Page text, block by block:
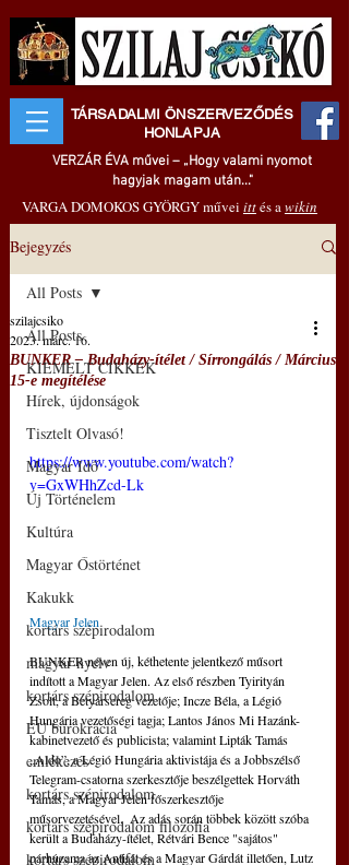
TÁRSADALMI ÖNSZERVEZŐDÉS
HONLAPJA
VERZÁR ÉVA művei – „Hogy valami nyomot
hagyjak magam után..."
VARGA DOMOKOS GYÖRGY művei ittés awikin
Bejegyzés
All Posts
KIEMELT CIKKEK
Hírek, újdonságok
Tisztelt Olvasó!
Magyar Idő
Új Történelem
Kultúra
Magyar Őstörténet
Kakukk
kortárs szépirodalom
magyar nyelv
kortárs szépirodalom
EU bürokrácia
emlékezés
kortárs szépirodalom
kortárs szépirodalom filozófia
kortárs szépirodalom
All Posts
BUNKER – Budaházy-ítélet / Sírrongálás / Március
15-e megítélése
szilajcsiko
2023. márc. 16.
https://www.youtube.com/watch?
v=GxWHhZcd-Lk
Magyar Jelen
BUNKER néven új, kéthetente jelentkező műsort
indított a Magyar Jelen. Az első részben Tyirityán
Zsolt, a Betyársereg vezetője; Incze Béla, a Légió
Hungária vezetőségi tagja; Lantos János Mi Hazánk-
kabinetvezető és publicista; valamint Lipták Tamás
„Aldo”, a Légió Hungária aktivistája és a Jobbszélső
Telegram-csatorna szerkesztője beszélgettek Horváth
Tamás, a Magyar Jelen főszerkesztője
műsorvezetésével.  Az adás során többek között szóba
került a Budaházy-ítélet, Rétvári Bence "sajátos"
párhuzama az Antifát és a Magyar Gárdát illetően, Lutz